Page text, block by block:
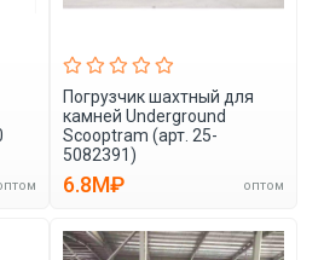
Погрузчик шахтный для
камней Underground
Scooptram (арт. 25-
5082391)
6.8M₽ оптом